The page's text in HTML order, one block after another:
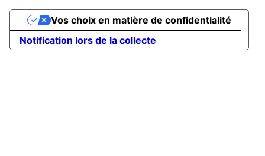
Notification lors de la collecte
Vos choix en matière de confidentialité